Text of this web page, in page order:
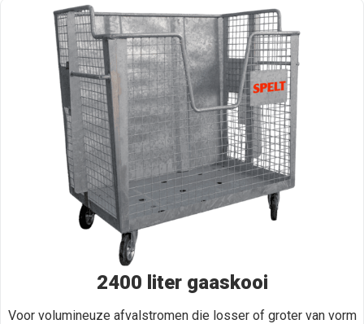
2400 liter gaaskooi
Voor volumineuze afvalstromen die losser of groter van vorm